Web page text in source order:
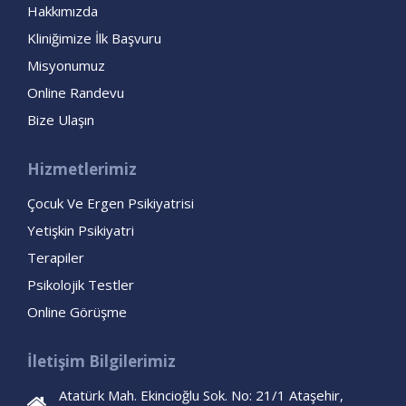
Hakkımızda
Kliniğimize İlk Başvuru
Misyonumuz
Online Randevu
Bize Ulaşın
Hizmetlerimiz
Çocuk Ve Ergen Psikiyatrisi
Yetişkin Psikiyatri
Terapiler
Psikolojik Testler
Online Görüşme
İletişim Bilgilerimiz
Atatürk Mah. Ekincioğlu Sok. No: 21/1 Ataşehir,